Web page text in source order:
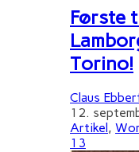
Første
Torino!
Claus
12.
Artikel ,
13